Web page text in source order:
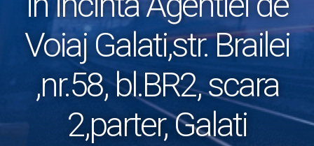
Voiaj Galati,str. Brailei
,nr.58, bl.BR2, scara
2,parter, Galati